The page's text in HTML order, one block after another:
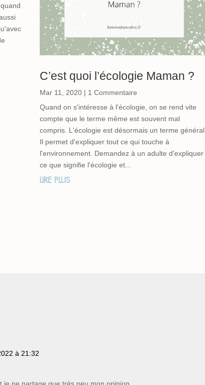
C’est quoi l’écologie Maman ?
Mar 11, 2020| 1 Commentaire
Quand on s'intéresse à l'écologie, on se rend vite
compte que le terme même est souvent mal
compris. L'écologie est désormais un terme général.
Il permet d'expliquer tout ce qui touche à
l'environnement. Demandez à un adulte d'expliquer
ce que signifie l'écologie et...
LIRE PLUS
à 21:32